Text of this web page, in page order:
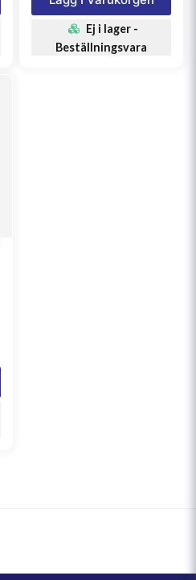
Ej i lager -
Beställningsvara